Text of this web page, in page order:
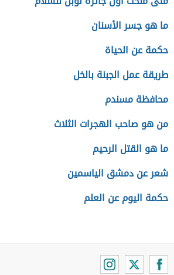
ما هو جسر الأسنان
حكمة عن الحياة
طريقة عمل الجبنة بالخل
محافظة مسندم
من هو صاحب الهجرات الثلاث
ما هو القتل الرحيم
شعر عن دمشق الياسمين
حكمة اليوم عن العلم